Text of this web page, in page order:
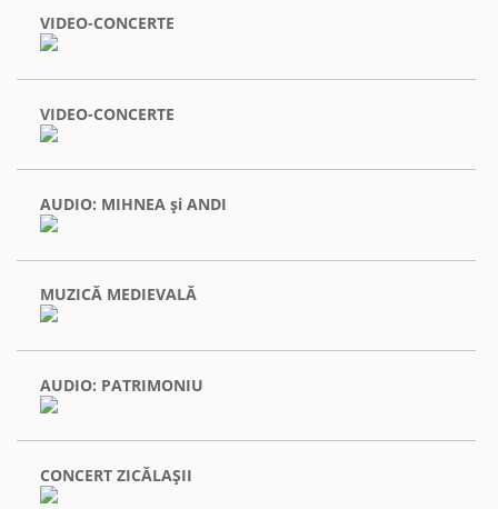
VIDEO-CONCERTE
VIDEO-CONCERTE
AUDIO: MIHNEA şi ANDI
MUZICĂ MEDIEVALĂ
AUDIO: PATRIMONIU
CONCERT ZICĂLAŞII